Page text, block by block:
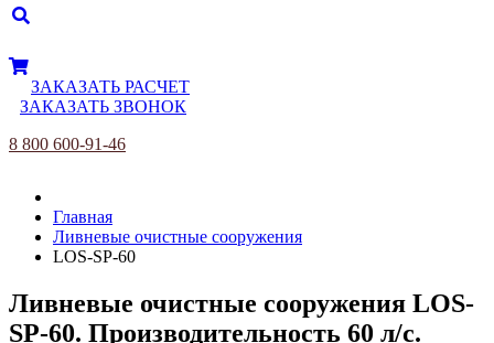
ЗАКАЗАТЬ РАСЧЕТ
ЗАКАЗАТЬ ЗВОНОК
8 800 600-91-46
Главная
Ливневые очистные сооружения
LOS-SP-60
Ливневые очистные сооружения LOS-
SP-60. Производительность 60 л/с.